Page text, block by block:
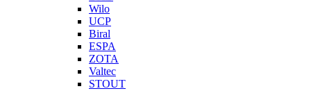
Wilo
UCP
Biral
ESPA
ZOTA
Valtec
STOUT